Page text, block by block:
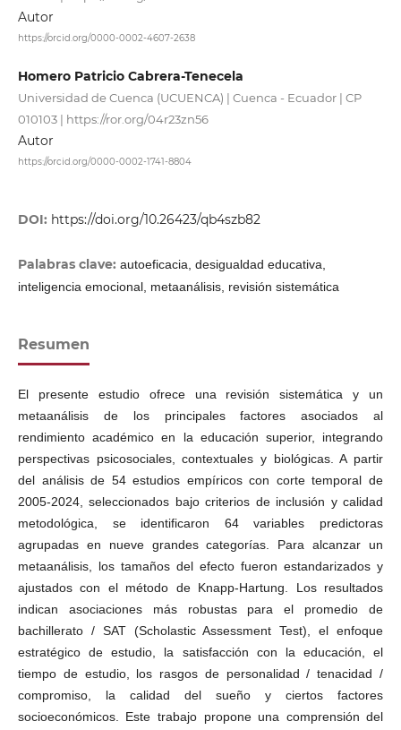
Autor
https://orcid.org/0000-0002-4607-2638
Homero Patricio Cabrera-Tenecela
Universidad de Cuenca (UCUENCA) | Cuenca - Ecuador | CP
010103 | https://ror.org/04r23zn56
Autor
https://orcid.org/0000-0002-1741-8804
DOI: https://doi.org/10.26423/qb4szb82
Palabras clave: autoeficacia, desigualdad educativa,
inteligencia emocional, metaanálisis, revisión sistemática
Resumen
El presente estudio ofrece una revisión sistemática y un
metaanálisis de los principales factores asociados al
rendimiento académico en la educación superior, integrando
perspectivas psicosociales, contextuales y biológicas. A partir
del análisis de 54 estudios empíricos con corte temporal de
2005-2024, seleccionados bajo criterios de inclusión y calidad
metodológica, se identificaron 64 variables predictoras
agrupadas en nueve grandes categorías. Para alcanzar un
metaanálisis, los tamaños del efecto fueron estandarizados y
ajustados con el método de Knapp-Hartung. Los resultados
indican asociaciones más robustas para el promedio de
bachillerato / SAT (Scholastic Assessment Test), el enfoque
estratégico de estudio, la satisfacción con la educación, el
tiempo de estudio, los rasgos de personalidad / tenacidad /
compromiso, la calidad del sueño y ciertos factores
socioeconómicos. Este trabajo propone una comprensión del